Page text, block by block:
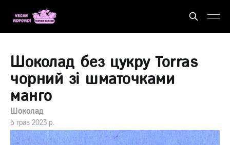
Шоколад без цукру Torras
чорний зі шматочками
манго
Шоколад
6 трав 2023 р.